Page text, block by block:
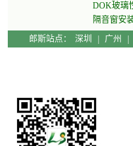
DOK玻璃
隔音窗安
郎斯站点：
深圳 广州